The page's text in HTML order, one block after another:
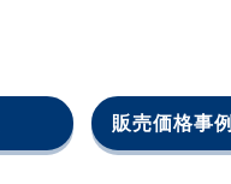
販売価格事例